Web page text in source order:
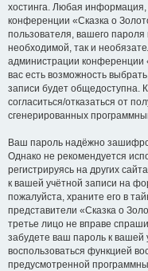
хостинга. Любая
конференции «Сказка о
пользователя, вашего
необходимой, так и
администрации конференции
вас есть возможность
записи будет общедоступна.
согласиться/отказаться от
сгенерированных
Ваш пароль надёжно
Однако не рекомендуется
регистрируясь на других
к вашей учётной записи на
пожалуйста, храните его в
представители «Сказка о
третье лицо не вправе
забудете ваш пароль к вашей
воспользоваться функцией
предусмотренной